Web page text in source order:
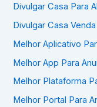
Divulgar Casa Para
Divulgar Casa
Melhor Aplicativo
Melhor App Para
Melhor Plataforma
Melhor Portal Para